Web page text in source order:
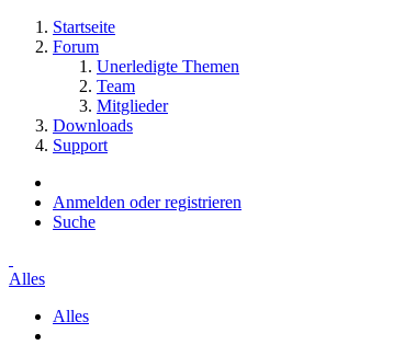
Startseite
Forum
Unerledigte Themen
Team
Mitglieder
Downloads
Support
Anmelden oder registrieren
Suche
Alles
Alles